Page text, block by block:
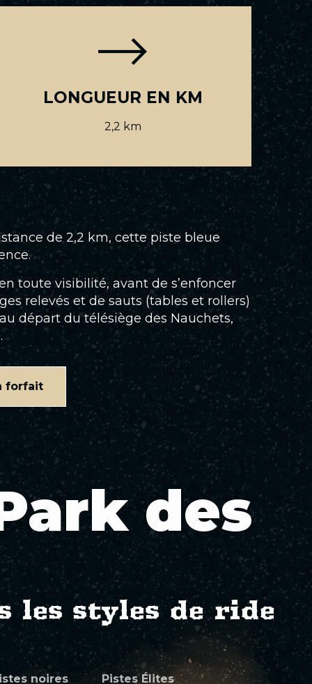
LONGUEUR EN KM
2,2 km
de 2,2 km, cette piste bleue
toute visibilité, avant de s’enfoncer
relevés et de sauts (tables et rollers)
départ du télésiège des Nauchets,
forfait
des
les styles de ride
noires Pistes Élites